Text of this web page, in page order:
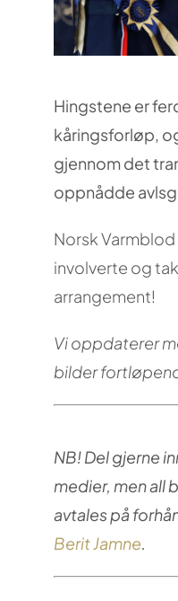
Hingstene er
kåringsforløp,
gjennom det
oppnådde
Norsk
involverte og
arrangement!
Vi oppdaterer
bilder
NB! Del gjerne
medier, men all
avtales på
Berit Jamne.